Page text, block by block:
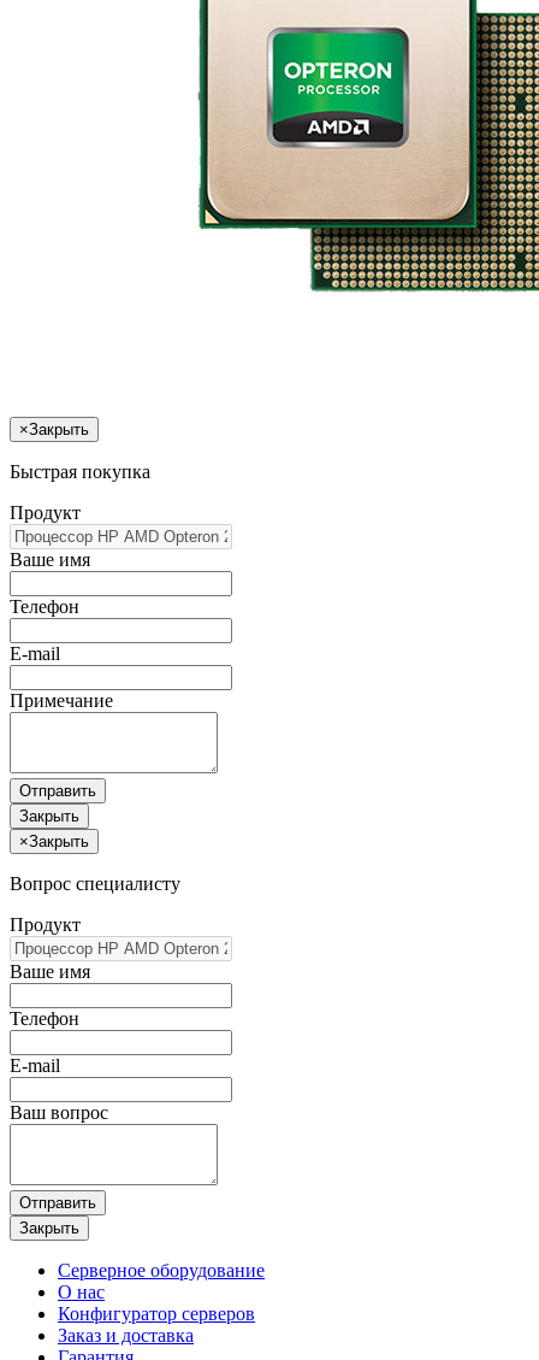
×Закрыть
Быстрая покупка
Продукт
Ваше имя
Телефон
E-mail
Примечание
Отправить
Закрыть
×Закрыть
Вопрос специалисту
Продукт
Ваше имя
Телефон
E-mail
Ваш вопрос
Отправить
Закрыть
Серверное оборудование
О нас
Конфигуратор серверов
Заказ и доставка